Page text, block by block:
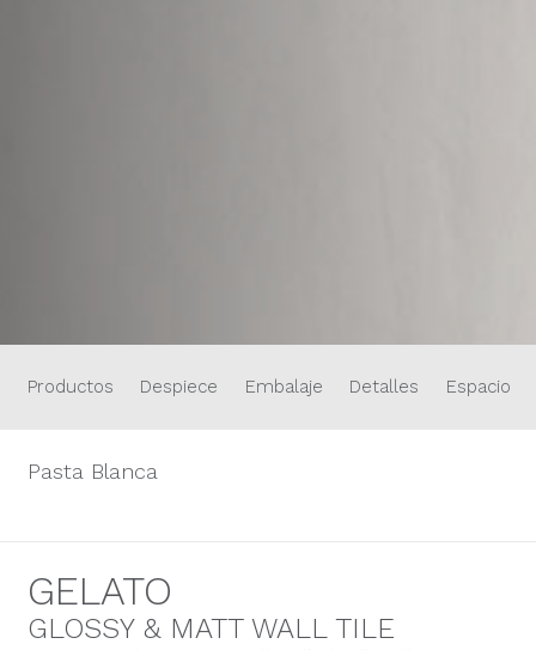
Productos Despiece Embalaje Detalles Espacios
Pasta Blanca
GELATO
GLOSSY & MATT WALL TILE